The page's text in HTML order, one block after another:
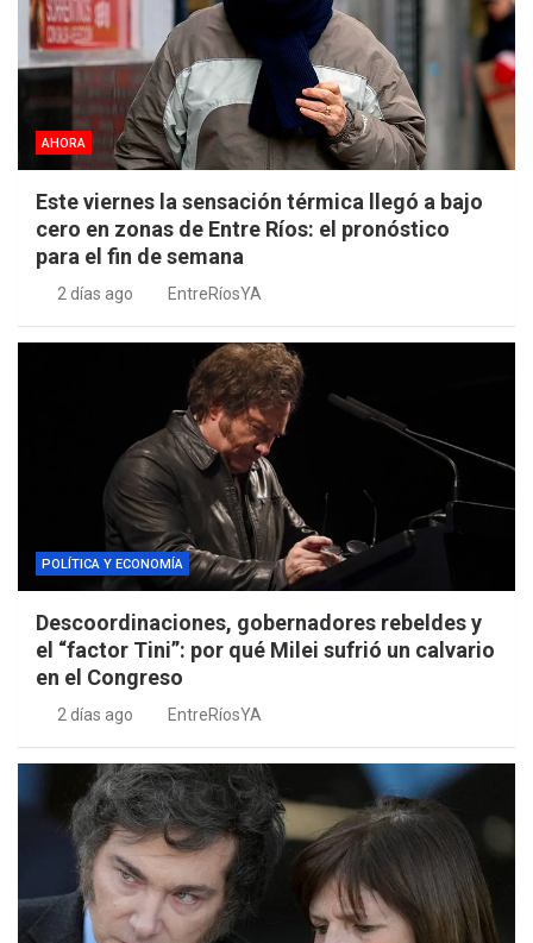
AHORA
Este viernes la sensación térmica llegó a bajo
cero en zonas de Entre Ríos: el pronóstico
para el fin de semana
2 días ago EntreRíosYA
POLÍTICA Y ECONOMÍA
Descoordinaciones, gobernadores rebeldes y
el “factor Tini”: por qué Milei sufrió un calvario
en el Congreso
2 días ago EntreRíosYA